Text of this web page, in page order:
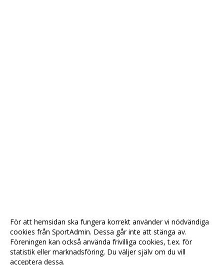
För att hemsidan ska fungera korrekt använder vi nödvändiga
cookies från SportAdmin. Dessa går inte att stänga av.
Föreningen kan också använda frivilliga cookies, t.ex. för
statistik eller marknadsföring. Du väljer själv om du vill
acceptera dessa.